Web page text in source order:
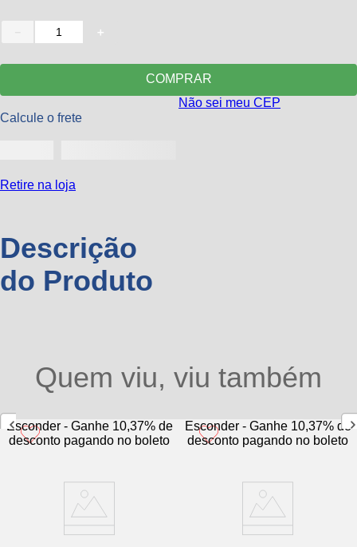
＋
COMPRAR
Calcule o frete
Não sei meu CEP
Retire na loja
Descrição
do Produto
Quem viu, viu também
Esconder - Ganhe 10,37% de
desconto pagando no boleto
Esconder - Ganhe 10,37% de
desconto pagando no boleto